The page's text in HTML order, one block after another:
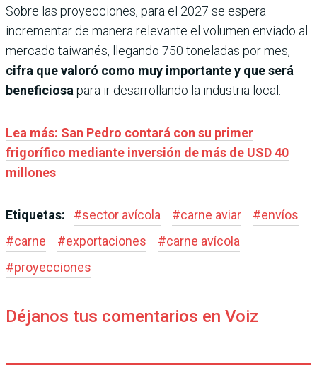
Sobre las proyecciones, para el 2027 se espera
incrementar de manera relevante el volumen enviado al
mercado taiwanés, llegando 750 toneladas por mes,
cifra que valoró como muy importante y que será
beneficiosa para ir desarrollando la industria local.
Lea más: San Pedro contará con su primer
frigorífico mediante inversión de más de USD 40
millones
Etiquetas: #sector avícola #carne aviar #envíos
#carne #exportaciones #carne avícola
#proyecciones
Déjanos tus comentarios en Voiz